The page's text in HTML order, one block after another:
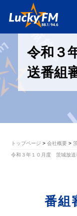
令和３
送番組
トップページ 会社概要
令和３年１０月度 茨城放送
番組